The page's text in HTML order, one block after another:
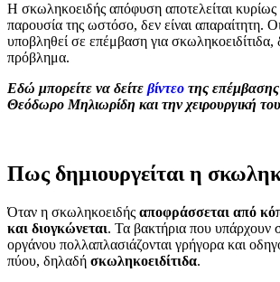
Η σκωληκοειδής απόφυση αποτελείται
παρουσία της ωστόσο, δεν είναι απαραίτητη.
υποβληθεί σε επέμβαση για σκωληκοειδίτιδα,
πρόβλημα.
Εδώ μπορείτε να δείτε βίντεο της
Θεόδωρο Μηλιωρίδη και την χειρουργική
Πως δημιουργείται η
Όταν η σκωληκοειδής αποφράσσεται από
και διογκώνεται. Τα βακτήρια που υπάρχουν
οργάνου πολλαπλασιάζονται γρήγορα και
πύου, δηλαδή σκωληκοειδίτιδα.